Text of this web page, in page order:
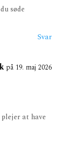
søde
Svar
på 19. maj 2026
at have